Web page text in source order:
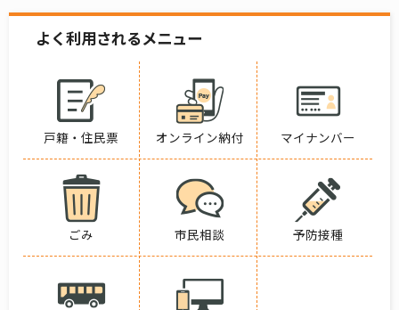
よく利用されるメニュー
戸籍・住民票 オンライン納付 マイナンバー
ごみ 市民相談 予防接種